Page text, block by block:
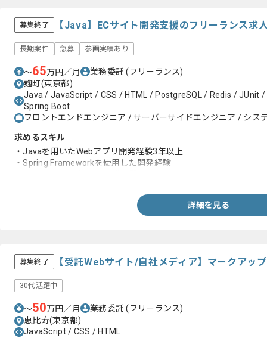
募集終了 【Java】ECサイト開発支援のフリーランス求
長期案件 急募 参画実績あり
〜65万円／月 業務委託(フリーランス)
麹町(東京都)
Java / JavaScript / CSS / HTML / PostgreSQL / Redis / JUnit
Spring Boot
フロントエンドエンジニア / サーバーサイドエンジニア / シス
求めるスキル
・Javaを用いたWebアプリ開発経験3年以上
・Spring Frameworkを使用した開発経験
詳細を見る
募集終了 【受託Webサイト/自社メディア】マークアッ
30代活躍中
〜50万円／月 業務委託(フリーランス)
恵比寿(東京都)
JavaScript / CSS / HTML